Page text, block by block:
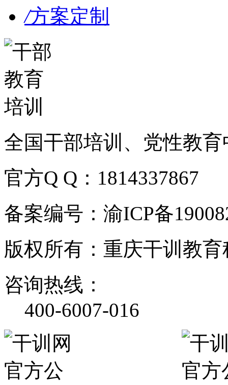
/方案定制
全国干部培训、党性教
官方Q Q：1814337867
备案编号：渝ICP备
版权所有：重庆干训教
咨询热线：
400-6007-016